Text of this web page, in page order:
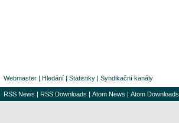
Webmaster | Hledání | Statistiky | Syndikační kanály
RSS News | RSS Downloads | Atom News | Atom Downloads